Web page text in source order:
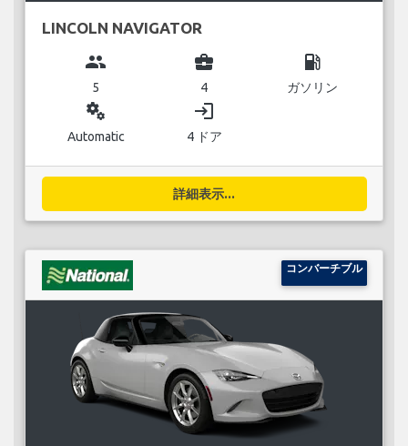
LINCOLN NAVIGATOR
group
5
business_center
4
local_gas_station
ガソリン
miscellaneous_services
Automatic
login
4 ドア
詳細表示...
コンバーチブル